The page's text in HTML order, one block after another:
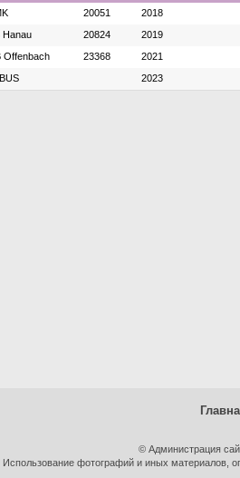
20051 2018
Hanau 20824 2019
Offenbach 23368 2021
2023
© Администрация
Использование фотографий и иных материалов,